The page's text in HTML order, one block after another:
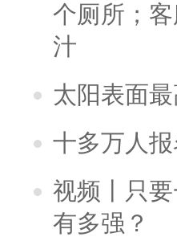
个厕所；
汁
太阳表面
十多万人
视频丨只
有多强？